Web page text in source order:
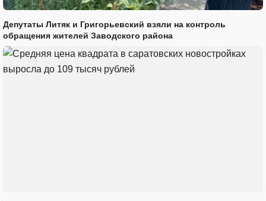
Депутаты Литяк и Григорьевский взяли на контроль
обращения жителей Заводского района